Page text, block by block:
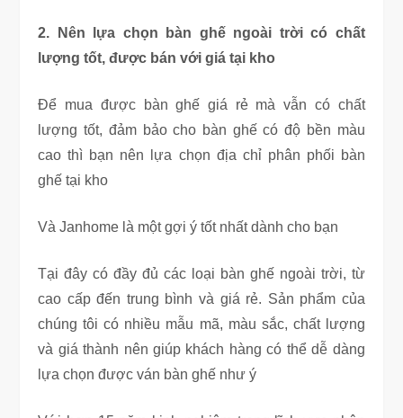
2. Nên lựa chọn bàn ghế ngoài trời có chất
lượng tốt, được bán với giá tại kho
Để mua được bàn ghế giá rẻ mà vẫn có chất
lượng tốt, đảm bảo cho bàn ghế có độ bền màu
cao thì bạn nên lựa chọn địa chỉ phân phối bàn
ghế tại kho
Và Janhome là một gợi ý tốt nhất dành cho bạn
Tại đây có đầy đủ các loại bàn ghế ngoài trời, từ
cao cấp đến trung bình và giá rẻ. Sản phẩm của
chúng tôi có nhiều mẫu mã, màu sắc, chất lượng
và giá thành nên giúp khách hàng có thể dễ dàng
lựa chọn được ván bàn ghế như ý